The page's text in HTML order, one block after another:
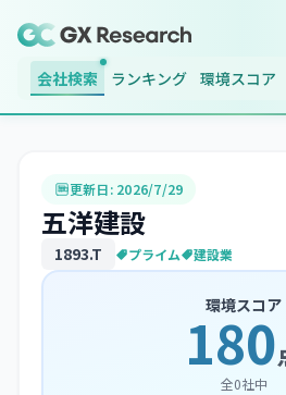
会社検索 ランキング 環境スコア
更新日: 2026/7/29
五洋建設
1893.T プライム 建設業
環境スコア
180
全0社中